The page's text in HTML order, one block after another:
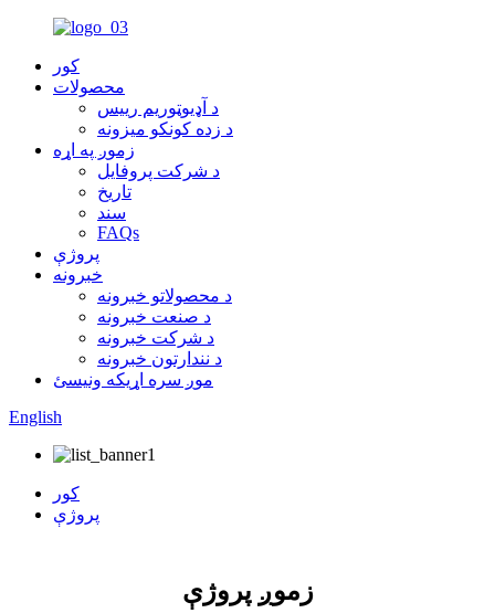
کور
محصولات
د آډیوټوریم رییس
د زده کونکو میزونه
زموږ په اړه
د شرکت پروفایل
تاریخ
سند
FAQs
پروژې
خبرونه
د محصولاتو خبرونه
د صنعت خبرونه
د شرکت خبرونه
د نندارتون خبرونه
موږ سره اړیکه ونیسئ
English
کور
پروژې
زموږ پروژې